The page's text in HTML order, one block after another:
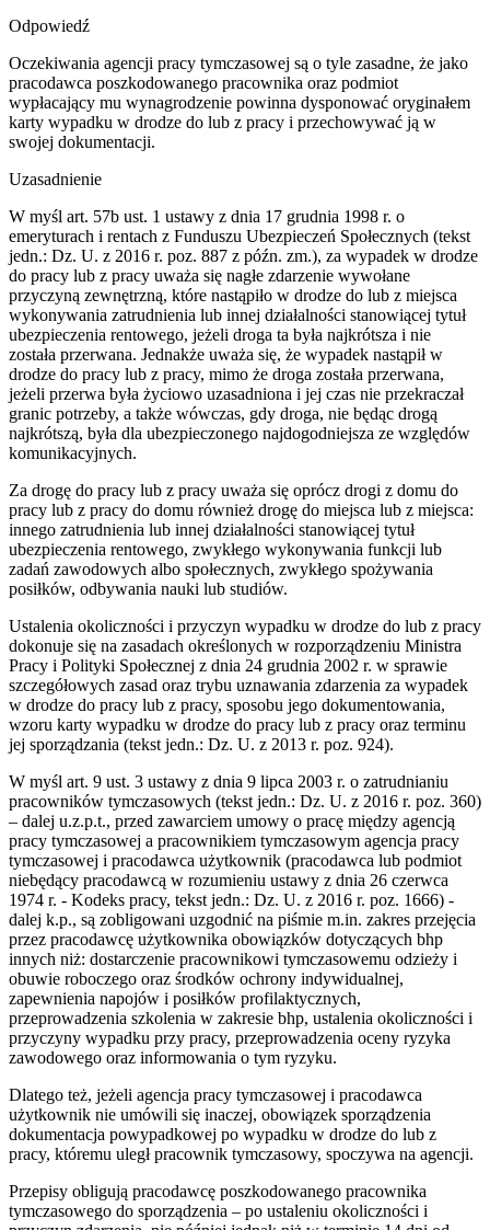
Odpowiedź
Oczekiwania agencji pracy tymczasowej są o tyle zasadne, że jako
pracodawca poszkodowanego pracownika oraz podmiot
wypłacający mu wynagrodzenie powinna dysponować oryginałem
karty wypadku w drodze do lub z pracy i przechowywać ją w
swojej dokumentacji.
Uzasadnienie
W myśl art. 57b ust. 1 ustawy z dnia 17 grudnia 1998 r. o
emeryturach i rentach z Funduszu Ubezpieczeń Społecznych (tekst
jedn.: Dz. U. z 2016 r. poz. 887 z późn. zm.), za wypadek w drodze
do pracy lub z pracy uważa się nagłe zdarzenie wywołane
przyczyną zewnętrzną, które nastąpiło w drodze do lub z miejsca
wykonywania zatrudnienia lub innej działalności stanowiącej tytuł
ubezpieczenia rentowego, jeżeli droga ta była najkrótsza i nie
została przerwana. Jednakże uważa się, że wypadek nastąpił w
drodze do pracy lub z pracy, mimo że droga została przerwana,
jeżeli przerwa była życiowo uzasadniona i jej czas nie przekraczał
granic potrzeby, a także wówczas, gdy droga, nie będąc drogą
najkrótszą, była dla ubezpieczonego najdogodniejsza ze względów
komunikacyjnych.
Za drogę do pracy lub z pracy uważa się oprócz drogi z domu do
pracy lub z pracy do domu również drogę do miejsca lub z miejsca:
innego zatrudnienia lub innej działalności stanowiącej tytuł
ubezpieczenia rentowego, zwykłego wykonywania funkcji lub
zadań zawodowych albo społecznych, zwykłego spożywania
posiłków, odbywania nauki lub studiów.
Ustalenia okoliczności i przyczyn wypadku w drodze do lub z pracy
dokonuje się na zasadach określonych w rozporządzeniu Ministra
Pracy i Polityki Społecznej z dnia 24 grudnia 2002 r. w sprawie
szczegółowych zasad oraz trybu uznawania zdarzenia za wypadek
w drodze do pracy lub z pracy, sposobu jego dokumentowania,
wzoru karty wypadku w drodze do pracy lub z pracy oraz terminu
jej sporządzania (tekst jedn.: Dz. U. z 2013 r. poz. 924).
W myśl art. 9 ust. 3 ustawy z dnia 9 lipca 2003 r. o zatrudnianiu
pracowników tymczasowych (tekst jedn.: Dz. U. z 2016 r. poz. 360)
– dalej u.z.p.t., przed zawarciem umowy o pracę między agencją
pracy tymczasowej a pracownikiem tymczasowym agencja pracy
tymczasowej i pracodawca użytkownik (pracodawca lub podmiot
niebędący pracodawcą w rozumieniu ustawy z dnia 26 czerwca
1974 r. - Kodeks pracy, tekst jedn.: Dz. U. z 2016 r. poz. 1666) -
dalej k.p., są zobligowani uzgodnić na piśmie m.in. zakres przejęcia
przez pracodawcę użytkownika obowiązków dotyczących bhp
innych niż: dostarczenie pracownikowi tymczasowemu odzieży i
obuwie roboczego oraz środków ochrony indywidualnej,
zapewnienia napojów i posiłków profilaktycznych,
przeprowadzenia szkolenia w zakresie bhp, ustalenia okoliczności i
przyczyny wypadku przy pracy, przeprowadzenia oceny ryzyka
zawodowego oraz informowania o tym ryzyku.
Dlatego też, jeżeli agencja pracy tymczasowej i pracodawca
użytkownik nie umówili się inaczej, obowiązek sporządzenia
dokumentacja powypadkowej po wypadku w drodze do lub z
pracy, któremu uległ pracownik tymczasowy, spoczywa na agencji.
Przepisy obligują pracodawcę poszkodowanego pracownika
tymczasowego do sporządzenia – po ustaleniu okoliczności i